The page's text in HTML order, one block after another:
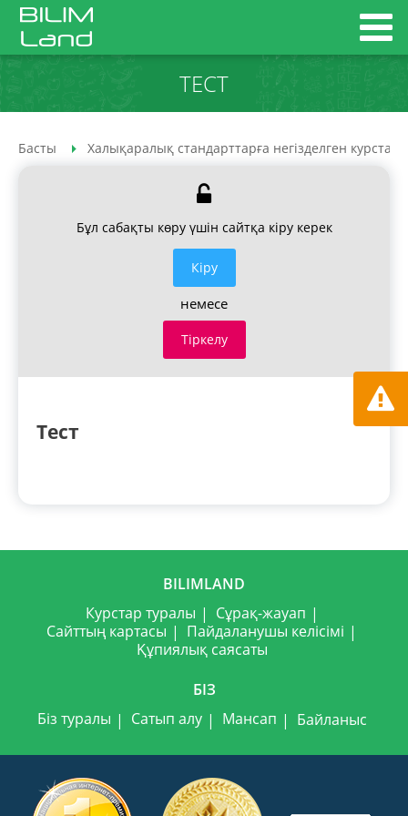
ТЕСТ
Басты Халықаралық стандарттарға негізделген курстар
Бұл сабақты көру үшін сайтқа кіру керек
Кiру
немесе
Тіркелу
Тест
BILIMLAND
Курстар туралы
Сұрақ-жауап
Сайттың картасы
Пайдаланушы келісімі
Құпиялық саясаты
БІЗ
Біз туралы
Сатып алу Мансап Байланыс